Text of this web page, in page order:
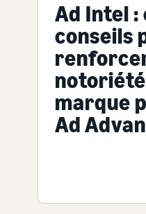
Ad Intel :
conseils
marque
Ad